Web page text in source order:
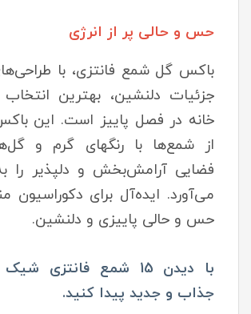
حس و حالی پر از انرژی
باکس گل شمع فانتزی، با
جزئیات دلنشین، بهترین انتخاب
خانه در فصل پاییز است. این
از شمع‌ها با رنگهای گرم و
فضایی آرامش‌بخش و دلپذیر را
می‌آورد. ایده‌آل برای دکوراسیون
حس و حالی پاییزی و دلنشین.
با دیدن 15 شمع فانتزی
جذاب و جدید پیدا کنید.